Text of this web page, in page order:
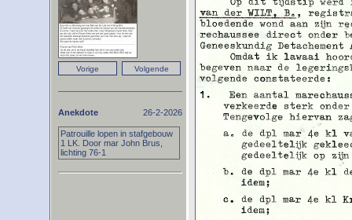
Anekdote 26-2-2026
Patrouille lopen in stafgebouw
1 LK. Door mar John Brus,
lichting 76-1